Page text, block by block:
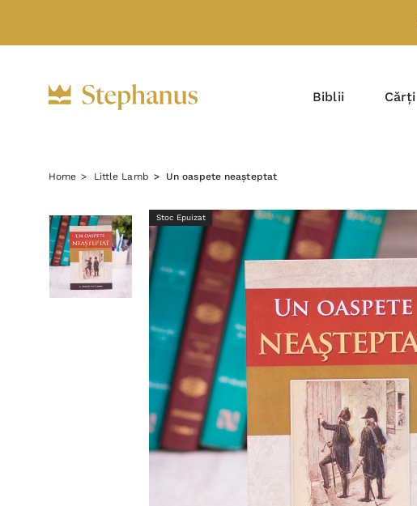
Biblii Cărți
Home Little Lamb Un oaspete neașteptat
Stoc Epuizat